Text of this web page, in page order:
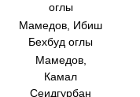
оглы
Мамедов, Ибиш
Бехбуд оглы
Мамедов,
Камал
Сеидгурбан